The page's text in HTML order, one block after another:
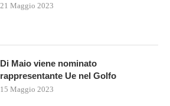
21 Maggio 2023
Di Maio viene nominato
rappresentante Ue nel Golfo
15 Maggio 2023